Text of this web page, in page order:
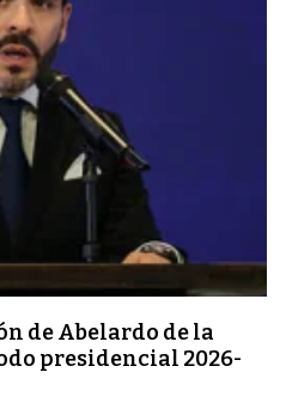
de Abelardo de la
presidencial 2026-